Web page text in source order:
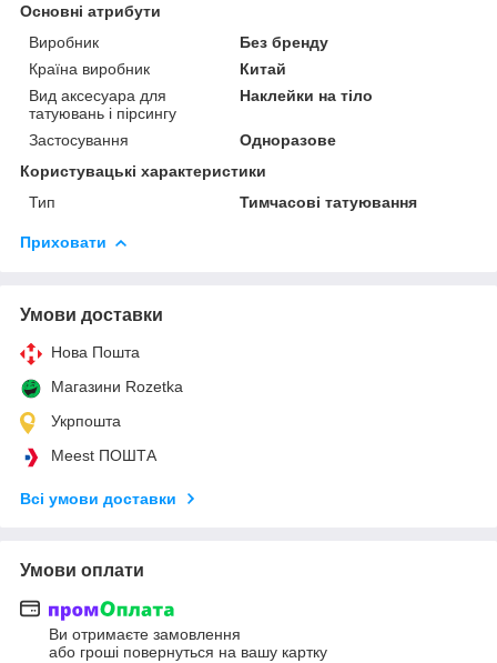
Основні атрибути
Виробник
Без бренду
Країна виробник
Китай
Вид аксесуара для
татуювань і пірсингу
Наклейки на тіло
Застосування
Одноразове
Користувацькі характеристики
Тип
Тимчасові татуювання
Приховати
Умови доставки
Нова Пошта
Магазини Rozetka
Укрпошта
Meest ПОШТА
Всі умови доставки
Умови оплати
Ви отримаєте замовлення
або гроші повернуться на вашу картку